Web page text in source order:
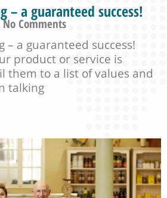
– a guaranteed success!
No Comments
– a guaranteed success!
product or service is
them to a list of values and
talking